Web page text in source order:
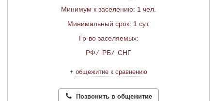
Минимум к заселению: 1 чел.
Минимальный срок: 1 сут.
Гр-во заселяемых:
РФ/ РБ/ СНГ
+ общежитие к сравнению
Позвонить в общежитие